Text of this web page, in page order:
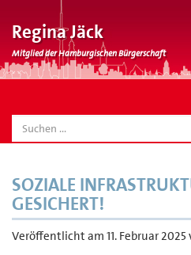
Regina Jäck
Mitglied der Hamburgischen Bürgerschaft
SEARCH
SOZIALE
GESICHERT!
Veröffentlicht am 11. Februar 2025